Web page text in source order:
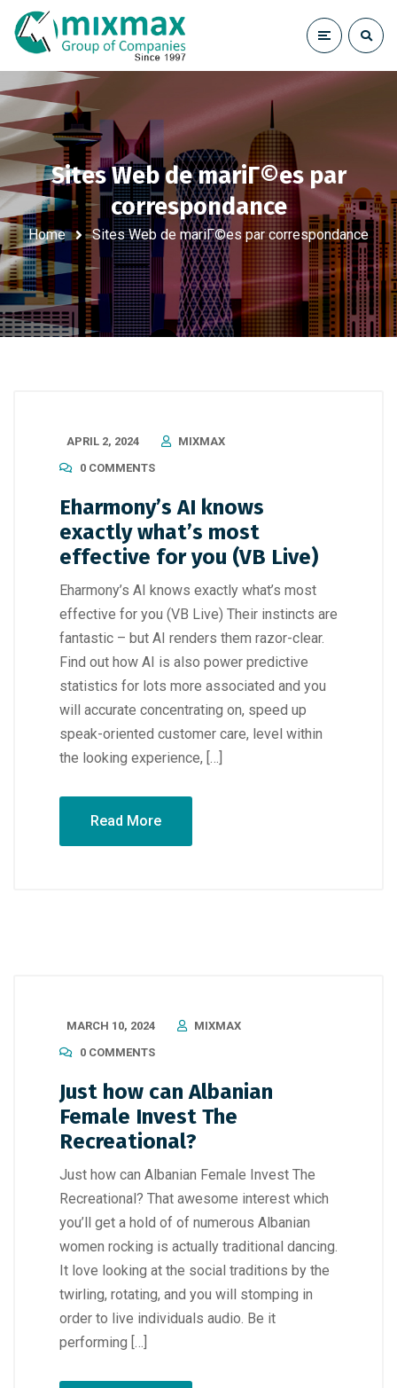
Sites Web de mariГ©es par
correspondance
Home Sites Web de mariГ©es par correspondance
APRIL 2, 2024
MIXMAX
0 COMMENTS
Eharmony’s AI knows
exactly what’s most
effective for you (VB Live)
Eharmony’s AI knows exactly what’s most
effective for you (VB Live) Their instincts are
fantastic – but AI renders them razor-clear.
Find out how AI is also power predictive
statistics for lots more associated and you
will accurate concentrating on, speed up
speak-oriented customer care, level within
the looking experience, […]
Read More
MARCH 10, 2024
MIXMAX
0 COMMENTS
Just how can Albanian
Female Invest The
Recreational?
Just how can Albanian Female Invest The
Recreational? That awesome interest which
you’ll get a hold of of numerous Albanian
women rocking is actually traditional dancing.
It love looking at the social traditions by the
twirling, rotating, and you will stomping in
order to live individuals audio. Be it
performing […]